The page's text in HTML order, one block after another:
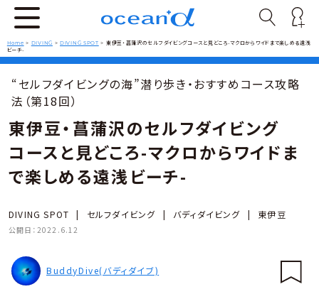
Home > DIVING >DIVING SPOT > 東伊豆・菖蒲沢のセルフダイビングコースと見どころ-マクロからワイドまで楽しめる遠浅
ビーチ-
“セルフダイビングの海”潜り歩き・おすすめコース攻略
法（第18回）
東伊豆・菖蒲沢のセルフダイビング
コースと見どころ-マクロからワイドま
で楽しめる遠浅ビーチ-
DIVING SPOT | セルフダイビング | バディダイビング | 東伊豆
公開日： 2022.6.12
BuddyDive(バディダイブ)